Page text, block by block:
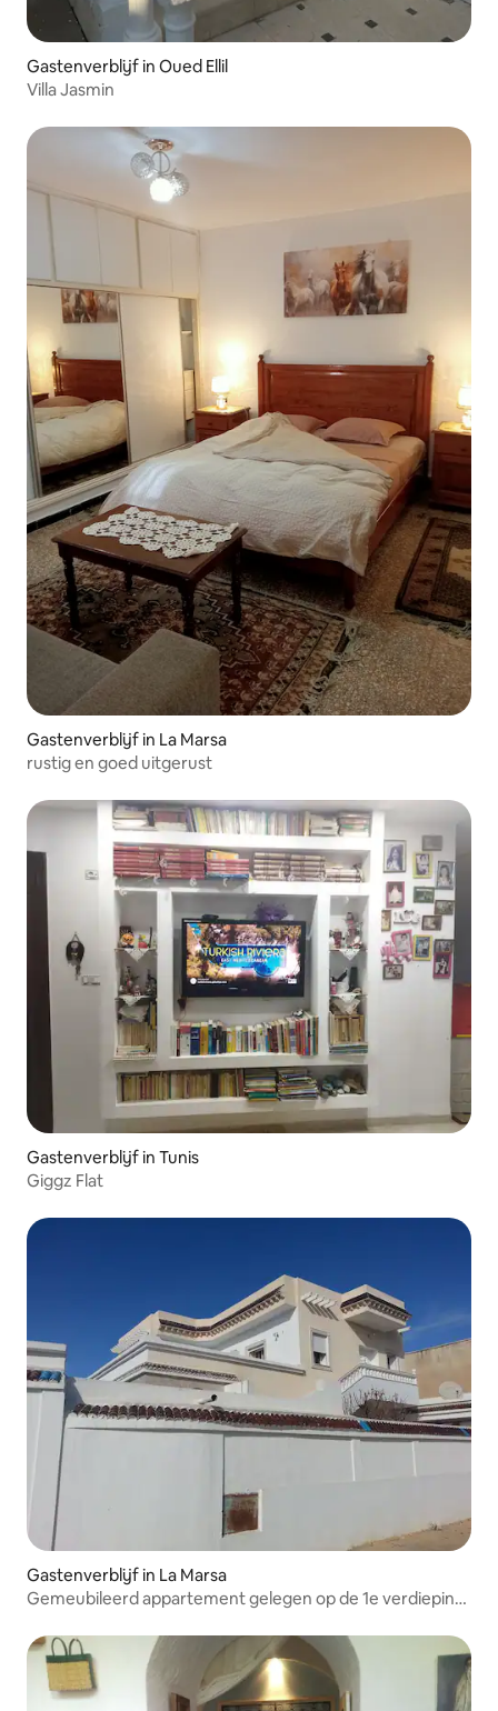
Gastenverblijf in Oued Ellil
Villa Jasmin
Gastenverblijf in La Marsa
rustig en goed uitgerust
Gastenverblijf in Tunis
Giggz Flat
Gastenverblijf in La Marsa
Gemeubileerd appartement gelegen op de 1e verdieping